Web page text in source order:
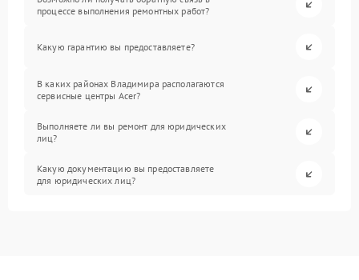
процессе выполнения ремонтных работ?
Какую гарантию вы предоставляете?
В каких районах Владимира располагаются
сервисные центры Acer?
Выполняете ли вы ремонт для юридических
лиц?
Какую документацию вы предоставляете
для юридических лиц?